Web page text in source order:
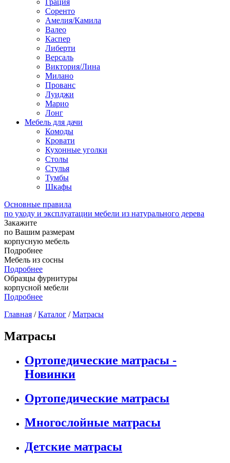
Грация
Соренто
Амелия/Камила
Валео
Каспер
Либерти
Версаль
Виктория/Лина
Милано
Прованс
Луиджи
Марио
Лонг
Мебель для дачи
Комоды
Кровати
Кухонные уголки
Столы
Стулья
Тумбы
Шкафы
Основные правила
по уходу и эксплуатации мебели из натурального дерева
Закажите
по Вашим размерам
корпусную мебель
Подробнее
Мебель из сосны
Подробнее
Образцы фурнитуры
корпусной мебели
Подробнее
Главная /Каталог /Матрасы
Матрасы
Ортопедические матрасы -
Новинки
Ортопедические матрасы
Многослойные матрасы
Детские матрасы